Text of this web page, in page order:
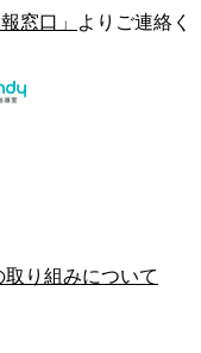
窓口」
よりご連絡く
り組みについて